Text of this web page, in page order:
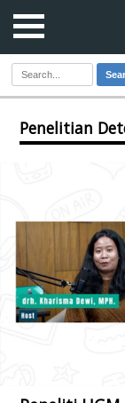
Penelitian